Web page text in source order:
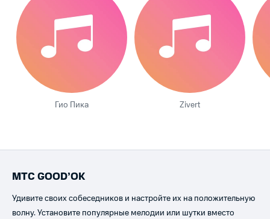
Гио Пика Zivert
МТС GOOD’OK
Удивите своих собеседников и настройте их на положительную
волну. Установите популярные мелодии или шутки вместо